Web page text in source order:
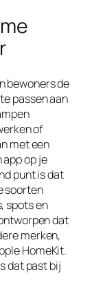
bewoners de
passen aan
of
met een
op je
punt is dat
soorten
spots en
dat
merken,
HomeKit.
dat past bij